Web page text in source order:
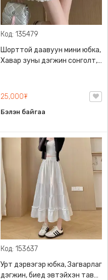
Код: 135479
Шорттой даавуун мини юбка,
Хавар зуны дэгжин сонголт,
25,000₮
Бэлэн байгаа
Код: 153637
Урт дэрвэгэр юбка, Загварлаг
дэгжин, биед эвтэйхэн тав